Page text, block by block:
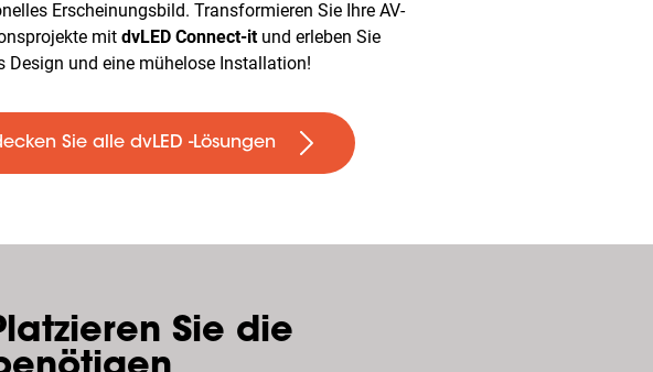
Erscheinungsbild. Transformieren Sie Ihre AV-
mit dvLED Connect-itund erleben Sie
Design und eine mühelose Installation!
Sie alle dvLED -Lösungen
Sie die